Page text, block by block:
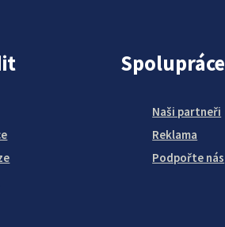
Spolupráce
Naši partneři
Reklama
Podpořte nás